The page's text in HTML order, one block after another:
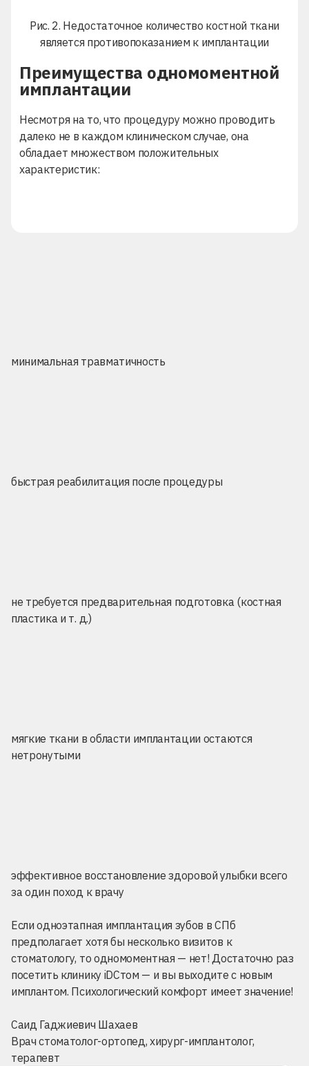
Рис. 2. Недостаточное количество костной ткани
является противопоказанием к имплантации
Преимущества одномоментной
имплантации
Несмотря на то, что процедуру можно проводить
далеко не в каждом клиническом случае, она
обладает множеством положительных
характеристик:
минимальная травматичность
быстрая реабилитация после процедуры
не требуется предварительная подготовка (костная
пластика и т. д.)
мягкие ткани в области имплантации остаются
нетронутыми
эффективное восстановление здоровой улыбки всего
за один поход к врачу
Если одноэтапная имплантация зубов в СПб
предполагает хотя бы несколько визитов к
стоматологу, то одномоментная — нет! Достаточно раз
посетить клинику iDСтом — и вы выходите с новым
имплантом. Психологический комфорт имеет значение!
Саид Гаджиевич Шахаев
Врач стоматолог-ортопед, хирург-имплантолог,
терапевт